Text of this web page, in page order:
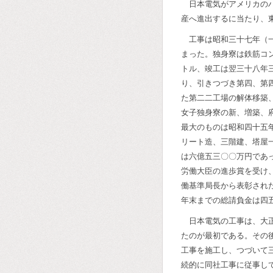
日本電気がアメリカの
産へ進出するに当たり、
工事は昭和三十七年（
まった。独身寮は鉄筋コ
トル、竣工は翌三十八
り、引きつづき第四、第
た第二二工場の解体移築
女子独身寮の新、増築、
最大のものは昭和四十五
リート造、三階建、塔屋
は六億五三〇〇万円であ
労働大臣の進歩賞を受け
働基準局長から表彰され
年末までの総請負金は四
日本電気の工事は、大
たのが最初である。その
工事を施工し、つづいて
続的に同社工事に従事し